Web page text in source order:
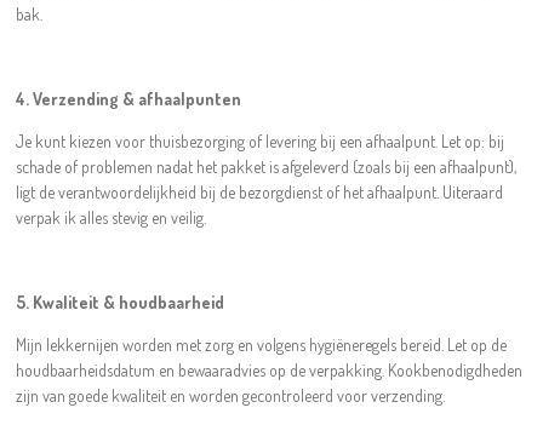
bak.
4. Verzending & afhaalpunten
Je kunt kiezen voor thuisbezorging of levering bij een afhaalpunt. Let op: bij
schade of problemen nadat het pakket is afgeleverd (zoals bij een afhaalpunt),
ligt de verantwoordelijkheid bij de bezorgdienst of het afhaalpunt. Uiteraard
verpak ik alles stevig en veilig.
5. Kwaliteit & houdbaarheid
Mijn lekkernijen worden met zorg en volgens hygiëneregels bereid. Let op de
houdbaarheidsdatum en bewaaradvies op de verpakking. Kookbenodigdheden
zijn van goede kwaliteit en worden gecontroleerd voor verzending.